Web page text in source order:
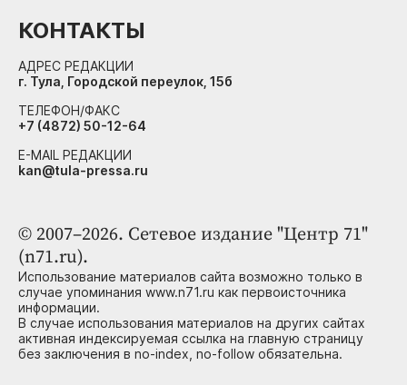
© 2007–2026. Сетевое издание "Центр 71"
(n71.ru).
Использование материалов сайта возможно только в
случае упоминания www.n71.ru как первоисточника
информации.
В случае использования материалов на других сайтах
активная индексируемая ссылка на главную страницу
без заключения в no-index, no-follow обязательна.
КОНТАКТЫ
АДРЕС РЕДАКЦИИ
г. Тула, Городской переулок, 15б
ТЕЛЕФОН/ФАКС
+7 (4872) 50-12-64
E-MAIL РЕДАКЦИИ
kan@tula-pressa.ru